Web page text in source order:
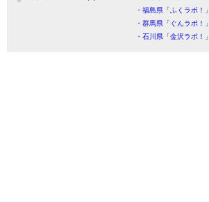
・福島県「ふくラボ！」
・群馬県「ぐんラボ！」
・石川県「金沢ラボ！」